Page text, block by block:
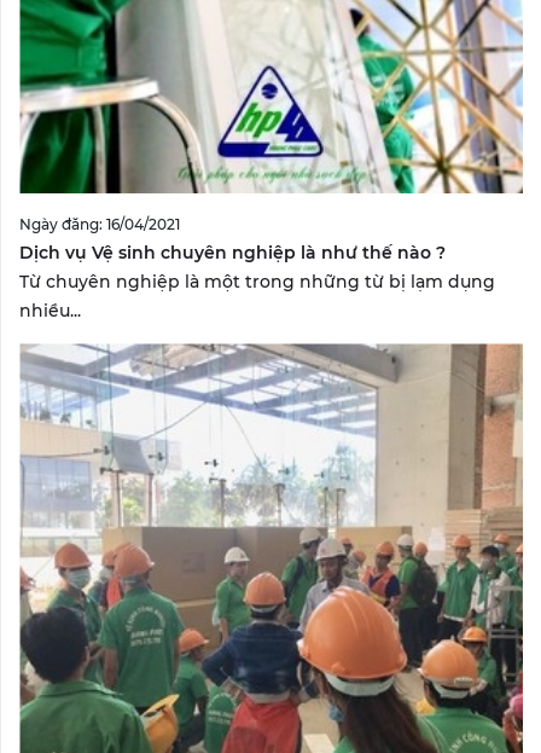
Ngày đăng: 16/04/2021
Dịch vụ Vệ sinh chuyên nghiệp là như thế nào ?
Từ chuyên nghiệp là một trong những từ bị lạm dụng
nhiều...